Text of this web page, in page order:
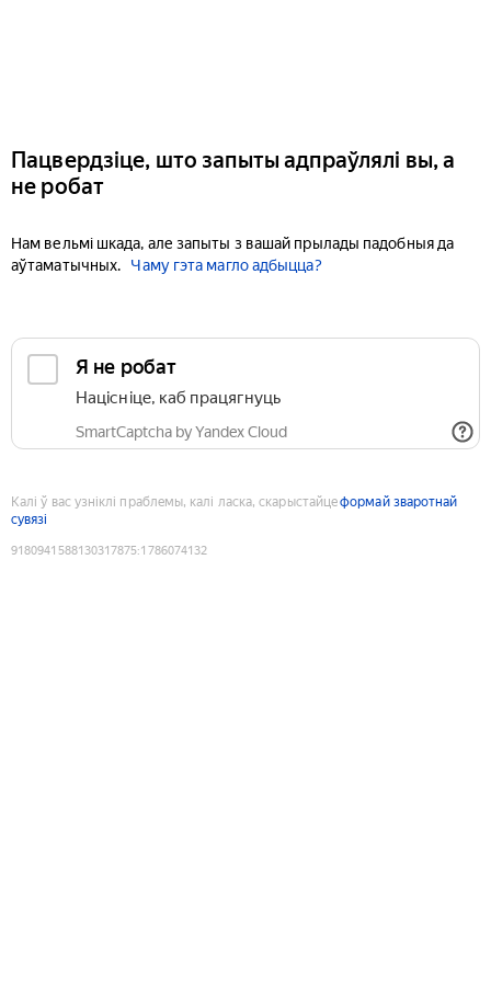
Пацвердзіце, што запыты адпраўлялі вы, а
не робат
Нам вельмі шкада, але запыты з вашай прылады падобныя да
аўтаматычных.
Чаму гэта магло адбыцца?
Я не робат
Націсніце, каб працягнуць
SmartCaptcha by Yandex Cloud
Калі ў вас узніклі праблемы, калі ласка, скарыстайцеформай зваротнай
сувязі
9180941588130317875:1786074132